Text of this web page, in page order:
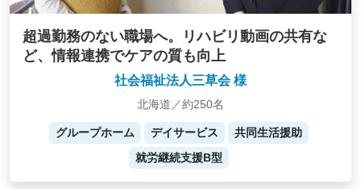
超過勤務のない職場へ。リハビリ動画の共有な
ど、情報連携でケアの質も向上
社会福祉法人三草会 様
北海道／約250名
グループホーム デイサービス
共同生活援助
就労継続支援B型